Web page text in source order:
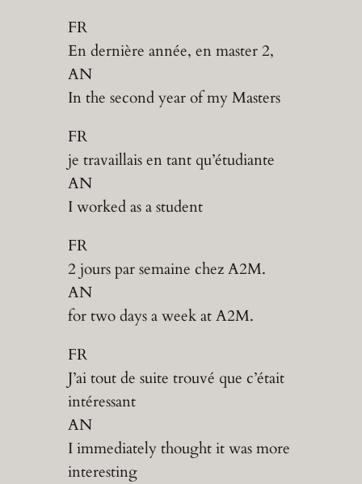
FR
En dernière année, en master 2,
AN
In the second year of my Masters
FR
je travaillais en tant qu’étudiante
AN
I worked as a student
FR
2 jours par semaine chez A2M.
AN
for two days a week at A2M.
FR
J’ai tout de suite trouvé que c’était
intéressant
AN
I immediately thought it was more
interesting